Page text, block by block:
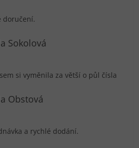
doručení.
Sokolová
obchodu je 5 z 5 hvězdiček.
si vyměnila za větší o půl čísla
Obstová
obchodu je 5 z 5 hvězdiček.
a rychlé dodání.